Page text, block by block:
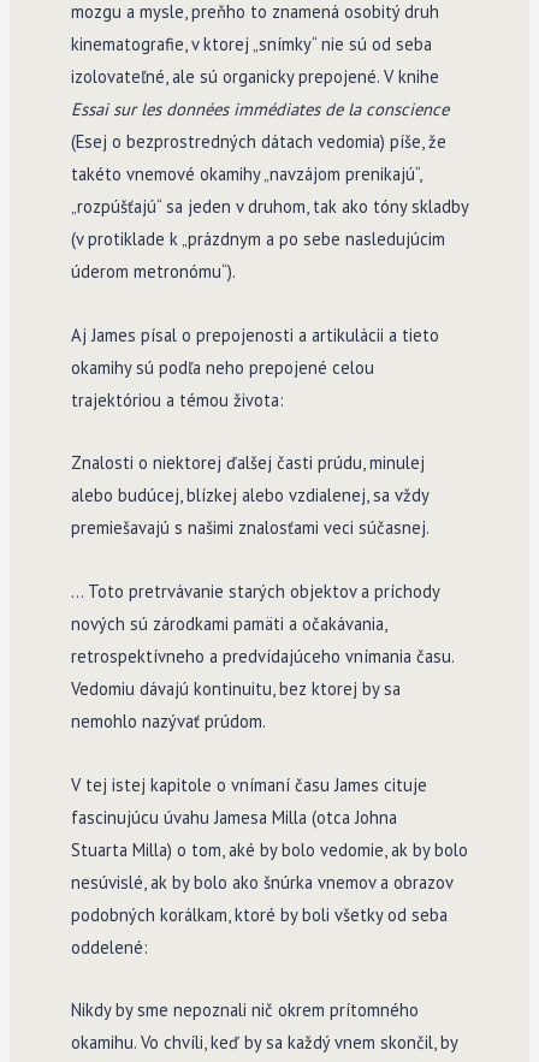
mozgu a mysle, preňho to znamená osobitý druh
kinematografie, v ktorej „snímky“ nie sú od seba
izolovateľné, ale sú organicky prepojené. V knihe
Essai sur les données immédiates de la conscience
(Esej o bezprostredných dátach vedomia) píše, že
takéto vnemové okamihy „navzájom prenikajú“,
„rozpúšťajú“ sa jeden v druhom, tak ako tóny skladby
(v protiklade k „prázdnym a po sebe nasledujúcim
úderom metronómu“).
Aj James písal o prepojenosti a artikulácii a tieto
okamihy sú podľa neho prepojené celou
trajektóriou a témou života:
Znalosti o niektorej ďalšej časti prúdu, minulej
alebo budúcej, blízkej alebo vzdialenej, sa vždy
premiešavajú s našimi znalosťami veci súčasnej.
… Toto pretrvávanie starých objektov a príchody
nových sú zárodkami pamäti a očakávania,
retrospektívneho a predvídajúceho vnímania času.
Vedomiu dávajú kontinuitu, bez ktorej by sa
nemohlo nazývať prúdom.
V tej istej kapitole o vnímaní času James cituje
fascinujúcu úvahu Jamesa Milla (otca Johna
Stuarta Milla) o tom, aké by bolo vedomie, ak by bolo
nesúvislé, ak by bolo ako šnúrka vnemov a obrazov
podobných korálkam, ktoré by boli všetky od seba
oddelené:
Nikdy by sme nepoznali nič okrem prítomného
okamihu. Vo chvíli, keď by sa každý vnem skončil, by